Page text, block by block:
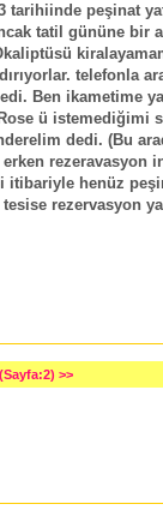
tarihiinde peşinat
tatil gününe bir
telefonla
Ben ikametime
ü istemediğimi
dedi. (Bu
rezeravasyon
itibariyle henüz
rezervasyon
>>